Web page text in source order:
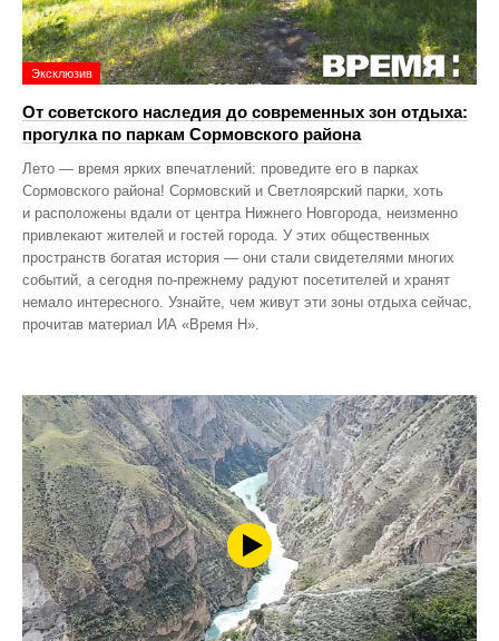
Эксклюзив
От советского наследия до современных зон отдыха:
прогулка по паркам Сормовского района
Лето — время ярких впечатлений: проведите его в парках
Сормовского района! Сормовский и Светлоярский парки, хоть
и расположены вдали от центра Нижнего Новгорода, неизменно
привлекают жителей и гостей города. У этих общественных
пространств богатая история — они стали свидетелями многих
событий, а сегодня по‑прежнему радуют посетителей и хранят
немало интересного. Узнайте, чем живут эти зоны отдыха сейчас,
прочитав материал ИА «Время Н».